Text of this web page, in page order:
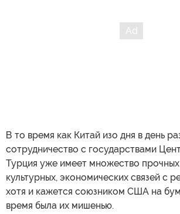
В то время как Китай изо дня в день
сотрудничество с государствами
Турция уже имеет множество прочных
культурных, экономических связей с
хотя и кажется союзником США на
время была их мишенью.